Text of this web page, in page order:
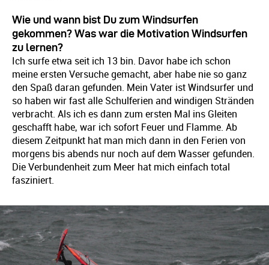
Wie und wann bist Du zum Windsurfen
gekommen? Was war die Motivation Windsurfen
zu lernen?
Ich surfe etwa seit ich 13 bin. Davor habe ich schon
meine ersten Versuche gemacht, aber habe nie so ganz
den Spaß daran gefunden. Mein Vater ist Windsurfer und
so haben wir fast alle Schulferien and windigen Stränden
verbracht. Als ich es dann zum ersten Mal ins Gleiten
geschafft habe, war ich sofort Feuer und Flamme. Ab
diesem Zeitpunkt hat man mich dann in den Ferien von
morgens bis abends nur noch auf dem Wasser gefunden.
Die Verbundenheit zum Meer hat mich einfach total
fasziniert.